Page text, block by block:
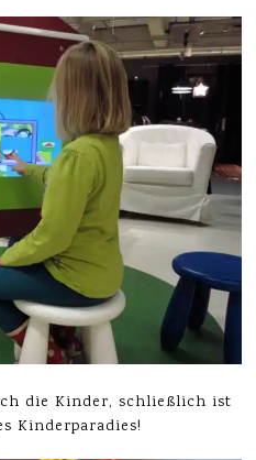
die Kinder, schließlich ist
Kinderparadies!